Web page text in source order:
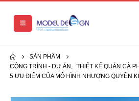
SẢN PHẨM
CÔNG TRÌNH - DỰ ÁN , THIẾT KẾ QUÁN CÀ
5 ƯU ĐIỂM CỦA MÔ HÌNH NHƯỢNG QUYỀN